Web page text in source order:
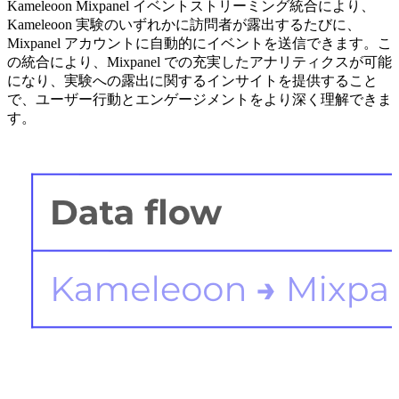
Kameleoon Mixpanel イベントストリーミング統合により、
Kameleoon 実験のいずれかに訪問者が露出するたびに、
Mixpanel アカウントに自動的にイベントを送信できます。こ
の統合により、Mixpanel での充実したアナリティクスが可能
になり、実験への露出に関するインサイトを提供すること
で、ユーザー行動とエンゲージメントをより深く理解できま
す。